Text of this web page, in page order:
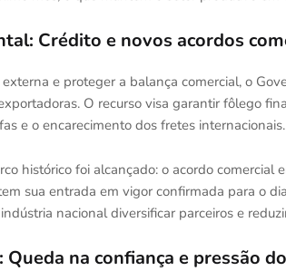
Crédito e novos acordos
e proteger a balança comercial, o
O recurso visa garantir fôlego
e o encarecimento dos fretes internacionais.
histórico foi alcançado: o acordo comercial
sua entrada em vigor confirmada para o
nacional diversificar parceiros e
na confiança e pressão